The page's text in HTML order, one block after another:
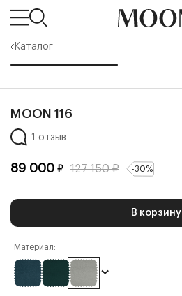
Каталог
MOON 116
1 отзыв
89 000 ₽ 127 150₽ -30%
В корзину
Материал: